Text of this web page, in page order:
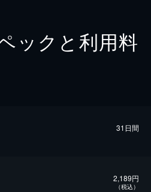
ックと利用料
31日間
2,189円
（税込）